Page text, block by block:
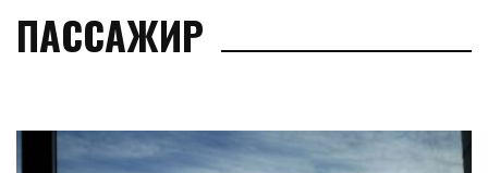
ПАССАЖИР